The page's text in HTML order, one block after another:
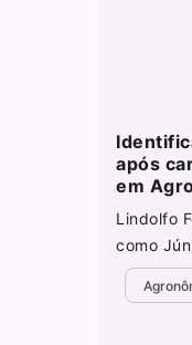
após
em
Lindolfo
como